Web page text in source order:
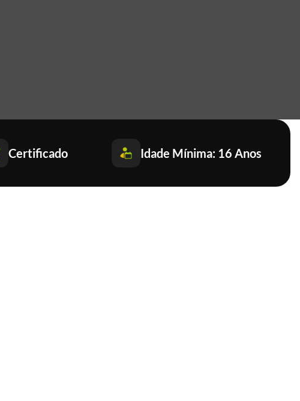
Certificado Idade Mínima: 16 Anos